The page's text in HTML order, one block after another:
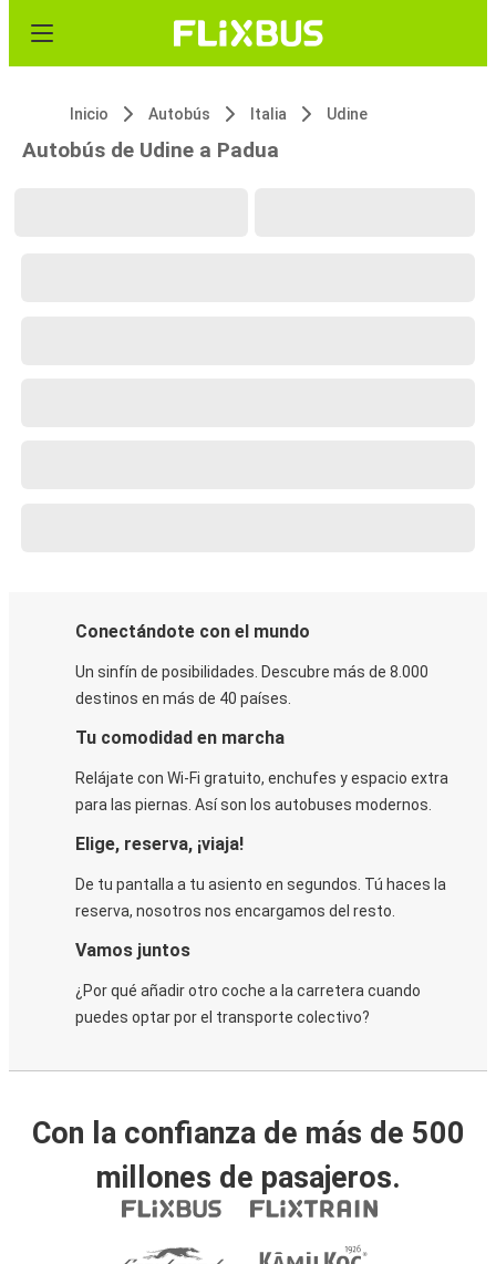
Inicio Autobús Italia Udine
Autobús de Udine a Padua
Conectándote con el mundo
Un sinfín de posibilidades. Descubre más de 8.000
destinos en más de 40 países.
Tu comodidad en marcha
Relájate con Wi-Fi gratuito, enchufes y espacio extra
para las piernas. Así son los autobuses modernos.
Elige, reserva, ¡viaja!
De tu pantalla a tu asiento en segundos. Tú haces la
reserva, nosotros nos encargamos del resto.
Vamos juntos
¿Por qué añadir otro coche a la carretera cuando
puedes optar por el transporte colectivo?
Con la confianza de más de 500
millones de pasajeros.